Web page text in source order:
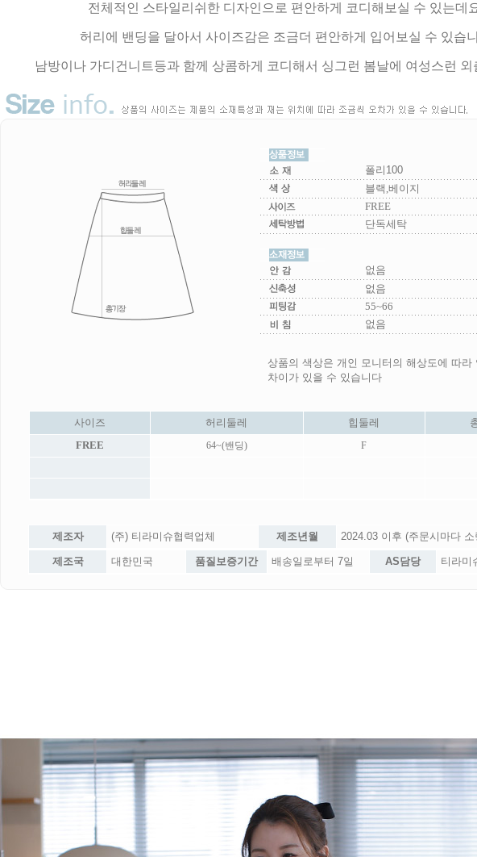
전체적인 스타일리쉬한 디자인으로 편안하게 코디해보실 수 있는데
허리에 밴딩을 달아서 사이즈감은 조금더 편안하게 입어보실 수 있습
남방이나 가디건니트등과 함께 상콤하게 코디해서 싱그런 봄날에 여성스런 외
폴리100
블랙,베이지
FREE
단독세탁
없음
없음
55~66
없음
상품의 색상은 개인 모니터의 해상도에 따라
차이가 있을 수 있습니다
사이즈
허리둘레 힙둘레
FREE
64~(밴딩) F
제조자 (주) 티라미슈협력업체 제조년월 2024.03 이후 (주문시마다 소
제조국 대한민국 품질보증기간 배송일로부터 7일 AS담당 티라미